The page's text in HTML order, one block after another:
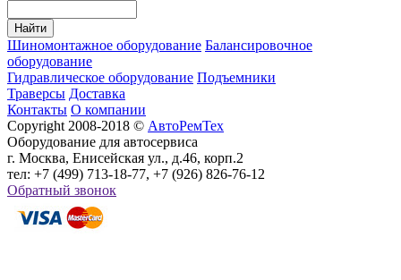
Шиномонтажное оборудование Балансировочное
оборудование
Гидравлическое оборудование Подъемники
Траверсы Доставка
Контакты О компании
Copyright 2008-2018 © АвтоРемТех
Оборудование для автосервиса
г. Москва, Енисейская ул., д.46, корп.2
тел: +7 (499) 713-18-77, +7 (926) 826-76-12
Обратный звонок